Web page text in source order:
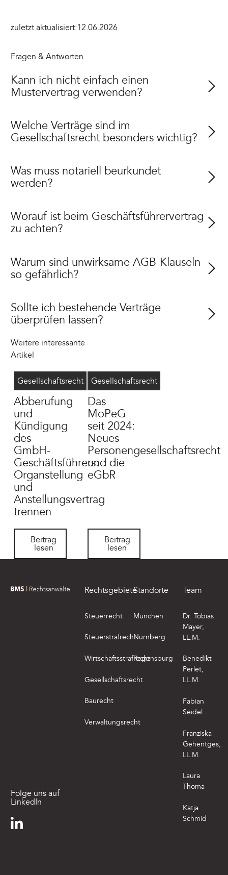
zuletzt aktualisiert:12.06.2026
Fragen & Antworten
Kann ich nicht einfach einen
Mustervertrag verwenden?
Welche Verträge sind im
Gesellschaftsrecht besonders wichtig?
Was muss notariell beurkundet
werden?
Worauf ist beim Geschäftsführervertrag
zu achten?
Warum sind unwirksame AGB-Klauseln
so gefährlich?
Sollte ich bestehende Verträge
überprüfen lassen?
Weitere interessante
Artikel
Gesellschaftsrecht
Abberufung
und
Kündigung
des
GmbH-
Geschäftsführers:
Organstellung
und
Anstellungsvertrag
trennen
Beitrag lesen
Beitrag
lesen
Geschäftsführer abberufen
8/4/2026 Gesellschaftsrecht
Das
MoPeG
seit 2024:
Neues
Personengesellschaftsrecht
und die
eGbR
Beitrag lesen
Beitrag
lesen
MoPeG
6/16/2026
zur Startseite von BMS Rechtsanwälte
Folge uns auf
LinkedIn
Rechtsgebiete
Steuerrecht
Steuerstrafrecht
Wirtschaftsstrafrecht
Gesellschaftsrecht
Baurecht
Verwaltungsrecht
Standorte
München
Nürnberg
Regensburg
Team
Dr. Tobias
Mayer,
LL.M.
Benedikt
Perlet,
LL.M.
Fabian
Seidel
Franziska
Gehentges,
LL.M.
Laura
Thoma
Katja
Schmid